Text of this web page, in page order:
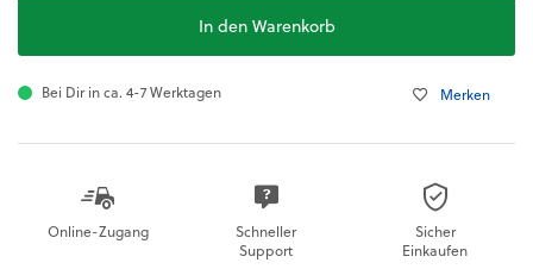
In den Warenkorb
Bei Dir in ca. 4-7 Werktagen Merken
Online-Zugang
Schneller
Support
Sicher
Einkaufen